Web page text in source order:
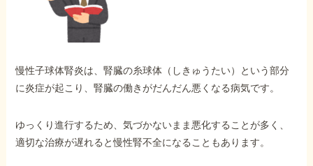
非対面で申請できる
ホーム
障害年金の基礎知識
慢性子球体腎炎は、腎臓の糸球体（しきゅうたい）という部分
に炎症が起こり、腎臓の働きがだんだん悪くなる病気です。
ゆっくり進行するため、気づかないまま悪化することが多く、
適切な治療が遅れると慢性腎不全になることもあります。